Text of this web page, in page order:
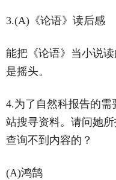
3.(A)《论语》读后感
能把《论语》当小说
是摇头。
4.为了自然科报告的需
站搜寻资料。请问她
查询不到内容的？
(A)鸿鹄